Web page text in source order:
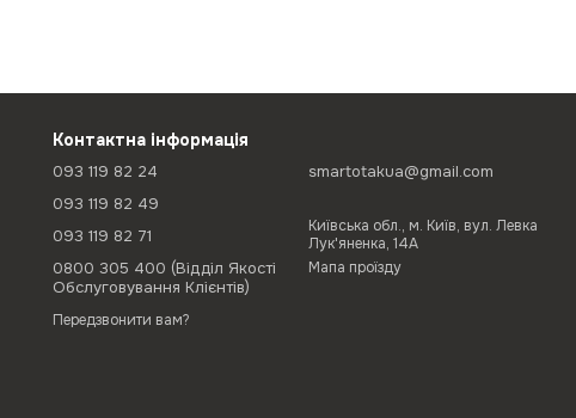
Контактна інформація
093 119 82 24
093 119 82 49
093 119 82 71
0800 305 400 (Відділ Якості
Обслуговування Клієнтів)
Передзвонити вам?
smartotakua@gmail.com
Київська обл., м. Київ, вул. Левка
Лук'яненка, 14А
Мапа проїзду